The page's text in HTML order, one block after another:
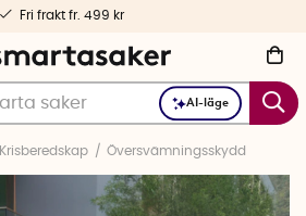
AI-läge
Fri frakt fr. 499 kr
Krisberedskap Översvämningsskydd